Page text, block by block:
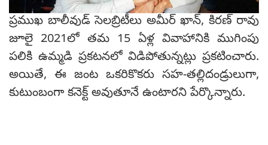
ప్రముఖ బాలీవుడ్ సెలబ్రిటీలు అమీర్ ఖాన్, కిరణ్ రావు
జూలై 2021లో తమ 15 ఏళ్ల వివాహానికి ముగింపు
పలికి ఉమ్మడి ప్రకటనలో విడిపోతున్నట్లు ప్రకటించారు.
అయితే, ఈ జంట ఒకరికొకరు సహ-తల్లిదండ్రులుగా,
కుటుంబంగా కనెక్ట్ అవుతూనే ఉంటారని పేర్కొన్నారు.